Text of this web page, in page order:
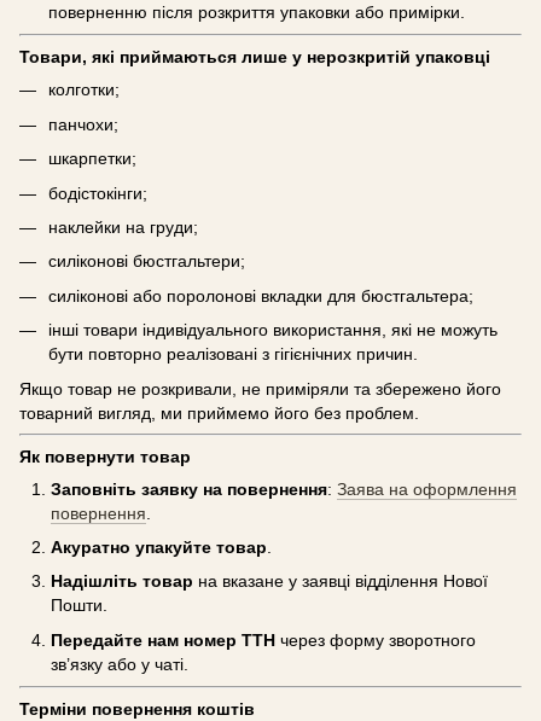
поверненню після розкриття упаковки або примірки.
Товари, які приймаються лише у нерозкритій упаковці
колготки;
панчохи;
шкарпетки;
бодістокінги;
наклейки на груди;
силіконові бюстгальтери;
силіконові або поролонові вкладки для бюстгальтера;
інші товари індивідуального використання, які не можуть
бути повторно реалізовані з гігієнічних причин.
Якщо товар не розкривали, не приміряли та збережено його
товарний вигляд, ми приймемо його без проблем.
Як повернути товар
Заповніть заявку на повернення: Заява на оформлення
повернення
Акуратно упакуйте товар
Надішліть товар на вказане у заявці відділення Нової
Пошти.
Передайте нам номер ТТН через форму зворотного
зв’язку або у чаті.
Терміни повернення коштів